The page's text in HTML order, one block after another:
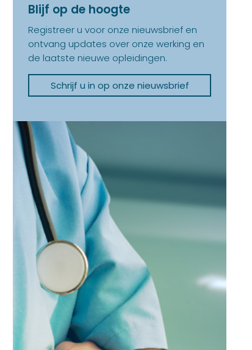
Blijf op de hoogte
Registreer u voor onze nieuwsbrief en
ontvang updates over onze werking en
de laatste nieuwe opleidingen.
Schrijf u in op onze nieuwsbrief